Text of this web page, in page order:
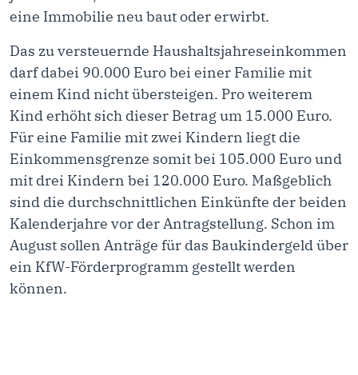
eine Immobilie neu baut oder erwirbt.
Das zu versteuernde Haushaltsjahreseinkommen
darf dabei 90.000 Euro bei einer Familie mit
einem Kind nicht übersteigen. Pro weiterem
Kind erhöht sich dieser Betrag um 15.000 Euro.
Für eine Familie mit zwei Kindern liegt die
Einkommensgrenze somit bei 105.000 Euro und
mit drei Kindern bei 120.000 Euro. Maßgeblich
sind die durchschnittlichen Einkünfte der beiden
Kalenderjahre vor der Antragstellung. Schon im
August sollen Anträge für das Baukindergeld über
ein KfW-Förderprogramm gestellt werden
können.